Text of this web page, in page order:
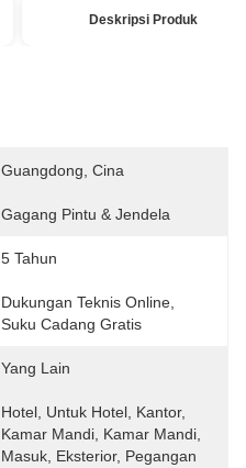
Deskripsi Produk
Guangdong, Cina
Gagang Pintu & Jendela
5 Tahun
Dukungan Teknis Online,
Suku Cadang Gratis
Yang Lain
Hotel, Untuk Hotel, Kantor,
Kamar Mandi, Kamar Mandi,
Masuk, Eksterior, Pegangan